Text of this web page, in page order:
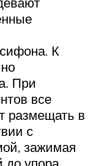
К
При
все
размещать в
с
зажимая